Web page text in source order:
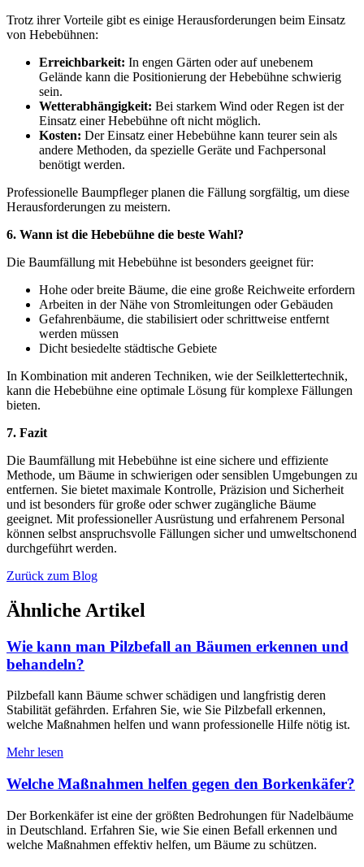
Trotz ihrer Vorteile gibt es einige Herausforderungen beim Einsatz
von Hebebühnen:
Erreichbarkeit: In engen Gärten oder auf unebenem
Gelände kann die Positionierung der Hebebühne schwierig
sein.
Wetterabhängigkeit: Bei starkem Wind oder Regen ist der
Einsatz einer Hebebühne oft nicht möglich.
Kosten: Der Einsatz einer Hebebühne kann teurer sein als
andere Methoden, da spezielle Geräte und Fachpersonal
benötigt werden.
Professionelle Baumpfleger planen die Fällung sorgfältig, um diese
Herausforderungen zu meistern.
6. Wann ist die Hebebühne die beste Wahl?
Die Baumfällung mit Hebebühne ist besonders geeignet für:
Hohe oder breite Bäume, die eine große Reichweite erfordern
Arbeiten in der Nähe von Stromleitungen oder Gebäuden
Gefahrenbäume, die stabilisiert oder schrittweise entfernt
werden müssen
Dicht besiedelte städtische Gebiete
In Kombination mit anderen Techniken, wie der Seilklettertechnik,
kann die Hebebühne eine optimale Lösung für komplexe Fällungen
bieten.
7. Fazit
Die Baumfällung mit Hebebühne ist eine sichere und effiziente
Methode, um Bäume in schwierigen oder sensiblen Umgebungen zu
entfernen. Sie bietet maximale Kontrolle, Präzision und Sicherheit
und ist besonders für große oder schwer zugängliche Bäume
geeignet. Mit professioneller Ausrüstung und erfahrenem Personal
können selbst anspruchsvolle Fällungen sicher und umweltschonend
durchgeführt werden.
Zurück zum Blog
Ähnliche Artikel
Wie kann man Pilzbefall an Bäumen erkennen und
behandeln?
Pilzbefall kann Bäume schwer schädigen und langfristig deren
Stabilität gefährden. Erfahren Sie, wie Sie Pilzbefall erkennen,
welche Maßnahmen helfen und wann professionelle Hilfe nötig ist.
Mehr lesen
Welche Maßnahmen helfen gegen den Borkenkäfer?
Der Borkenkäfer ist eine der größten Bedrohungen für Nadelbäume
in Deutschland. Erfahren Sie, wie Sie einen Befall erkennen und
welche Maßnahmen effektiv helfen, um Bäume zu schützen.